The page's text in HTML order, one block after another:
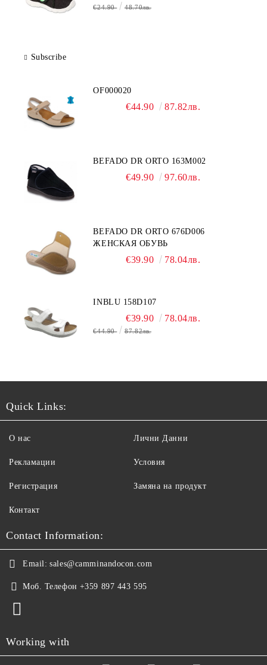
€24.90 48.70лв.
Subscribe
OF000020
€44.90 87.82лв.
BEFADO DR ORTO 163M002
€49.90 97.60лв.
BEFADO DR ORTO 676D006
ЖЕНСКАЯ ОБУВЬ
€39.90 78.04лв.
INBLU 158D107
€39.90 78.04лв.
€44.90 87.82лв.
Quick Links:
О нас
Рекламации
Регистрация
Контакт
Лични Данни
Условия
Замяна на продукт
Contact Information:
Email: sales@camminandocon.com
Моб. Телефон +359 897 443 595
Working with